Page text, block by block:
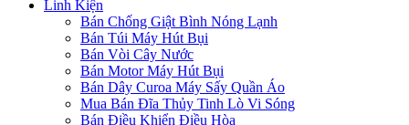
Linh Kiện
Bán Chống Giật Bình Nóng Lạnh
Bán Túi Máy Hút Bụi
Bán Vòi Cây Nước
Bán Motor Máy Hút Bụi
Bán Dây Curoa Máy Sấy Quần Áo
Mua Bán Đĩa Thủy Tinh Lò Vi Sóng
Bán Điều Khiển Điều Hòa